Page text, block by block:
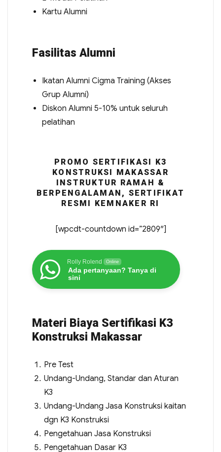
Kartu Alumni
Fasilitas Alumni
Ikatan Alumni Cigma Training (Akses
Grup Alumni)
Diskon Alumni 5-10% untuk seluruh
pelatihan
PROMO SERTIFIKASI K3
KONSTRUKSI MAKASSAR
INSTRUKTUR RAMAH &
BERPENGALAMAN, SERTIFIKAT
RESMI KEMNAKER RI
[wpcdt-countdown id=”2809″]
Rolly Rolend Online
Ada pertanyaan? Tanya di
sini
Materi Biaya Sertifikasi K3
Konstruksi Makassar
Pre Test
Undang-Undang, Standar dan Aturan
K3
Undang-Undang Jasa Konstruksi kaitan
dgn K3 Konstruksi
Pengetahuan Jasa Konstruksi
Pengetahuan Dasar K3